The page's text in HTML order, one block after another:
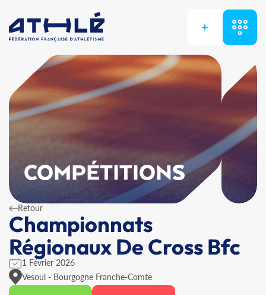
+
COMPÉTITIONS
Retour
Championnats
Régionaux De Cross Bfc
1 Février 2026
Vesoul - Bourgogne Franche-Comte